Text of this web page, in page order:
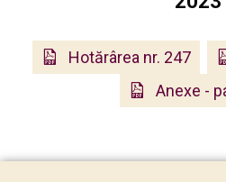
Hotărârea nr. 247
Anexe -